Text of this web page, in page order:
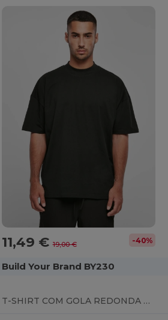
11,49 €19,00 € -40%
Build Your Brand BY230
T-SHIRT COM GOLA REDONDA DE GRANDES DIMENSÕES